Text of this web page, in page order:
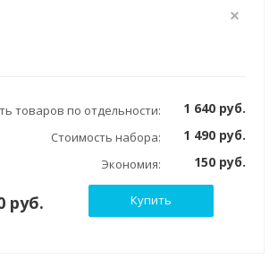
товаров по отдельности: 1 640 руб.
Стоимость набора: 1 490 руб.
Экономия: 150 руб.
руб. Купить